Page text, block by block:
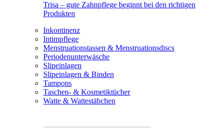
Trisa – gute Zahnpflege beginnt bei den richtigen
Produkten
Inkontinenz
Intimpflege
Menstruationstassen & Menstruationsdiscs
Periodenunterwäsche
Slipeinlagen
Slipeinlagen & Binden
Tampons
Taschen- & Kosmetiktücher
Watte & Wattestäbchen